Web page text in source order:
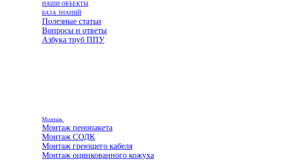
НАШИ ОБЪЕКТЫ
БАЗА ЗНАНИЙ
Полезные статьи
Вопросы и ответы
Азбука труб ППУ
Монтаж
Монтаж пенопакета
Монтаж СОДК
Монтаж греющего кабеля
Монтаж оцинкованного кожуха